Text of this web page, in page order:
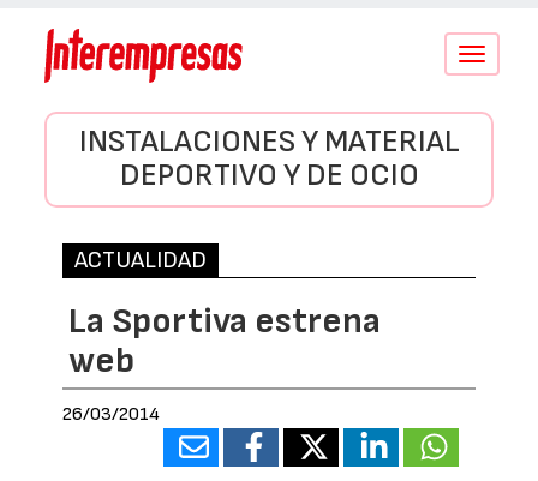
Conmutar
INSTALACIONES Y MATERIAL
DEPORTIVO Y DE OCIO
ACTUALIDAD
La Sportiva estrena
web
26/03/2014